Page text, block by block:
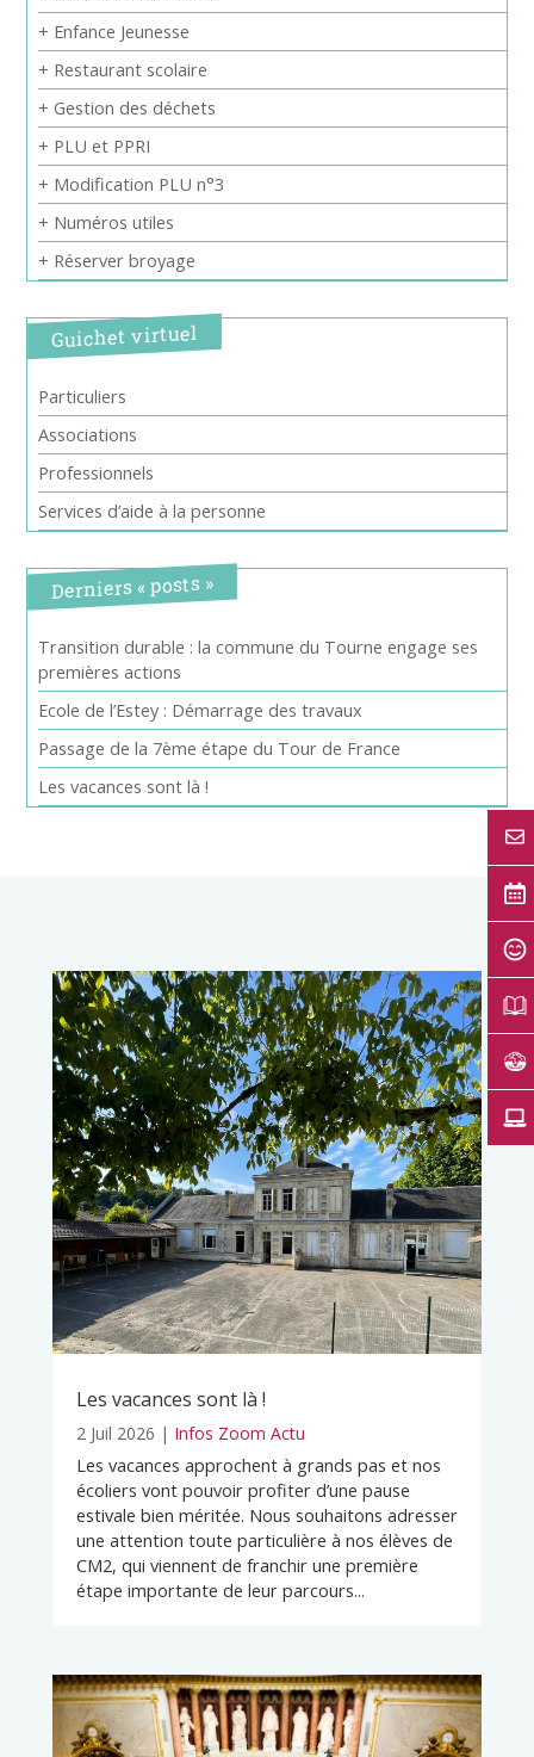
+ Enfance Jeunesse
+ Restaurant scolaire
+ Gestion des déchets
+ PLU et PPRI
+ Modification PLU n°3
+ Numéros utiles
+ Réserver broyage
Guichet virtuel
Particuliers
Associations
Professionnels
Services d’aide à la personne
Derniers « posts »
Transition durable : la commune du Tourne engage ses
premières actions
Ecole de l’Estey : Démarrage des travaux
Passage de la 7ème étape du Tour de France
Les vacances sont là !
Les vacances sont là !
2 Juil 2026 | Infos Zoom Actu
Les vacances approchent à grands pas et nos
écoliers vont pouvoir profiter d’une pause
estivale bien méritée. Nous souhaitons adresser
une attention toute particulière à nos élèves de
CM2, qui viennent de franchir une première
étape importante de leur parcours...